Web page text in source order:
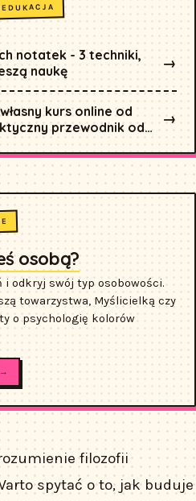
EDUKACJA
notatek - 3 techniki,
naukę
→
kurs online od
przewodnik od
→
osobą?
i odkryj swój typ osobowości.
towarzystwa, Myślicielką czy
o psychologię kolorów
filozofii
spytać o to, jak buduje